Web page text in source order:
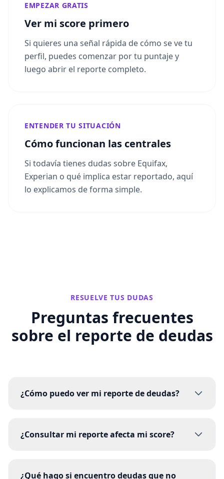
EMPEZAR GRATIS
Ver mi score primero
Si quieres una señal rápida de cómo se ve tu
perfil, puedes comenzar por tu puntaje y
luego abrir el reporte completo.
ENTENDER TU SITUACIÓN
Cómo funcionan las centrales
Si todavía tienes dudas sobre Equifax,
Experian o qué implica estar reportado, aquí
lo explicamos de forma simple.
RESUELVE TUS DUDAS
Preguntas frecuentes
sobre el reporte de deudas
¿Cómo puedo ver mi reporte de deudas?
¿Consultar mi reporte afecta mi score?
¿Qué hago si encuentro deudas que no